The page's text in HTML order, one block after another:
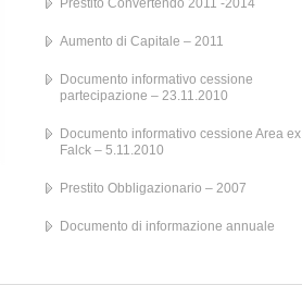
Prestito Convertendo 2011 -2014
Aumento di Capitale – 2011
Documento informativo cessione
partecipazione – 23.11.2010
Documento informativo cessione Area ex
Falck – 5.11.2010
Prestito Obbligazionario – 2007
Documento di informazione annuale